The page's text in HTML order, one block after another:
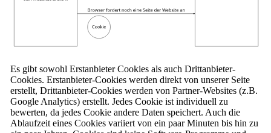
Es gibt sowohl Erstanbieter Cookies als auch Drittanbieter-
Cookies. Erstanbieter-Cookies werden direkt von unserer Seite
erstellt, Drittanbieter-Cookies werden von Partner-Websites (z.B.
Google Analytics) erstellt. Jedes Cookie ist individuell zu
bewerten, da jedes Cookie andere Daten speichert. Auch die
Ablaufzeit eines Cookies variiert von ein paar Minuten bis hin zu